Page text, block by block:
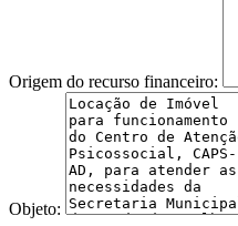
Origem do recurso financeiro:
Objeto: